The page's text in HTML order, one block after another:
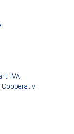
IVA
Cooperativi